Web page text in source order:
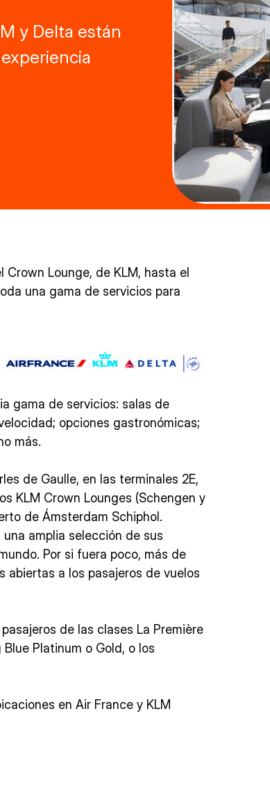
y Delta están
Crown Lounge, de KLM, hasta el
una gama de servicios para
gama de servicios: salas de
opciones gastronómicas;
más.
de Gaulle, en las terminales 2E,
KLM Crown Lounges (Schengen y
de Ámsterdam Schiphol.
amplia selección de sus
Por si fuera poco, más de
abiertas a los pasajeros de vuelos
de las clases La Première
Platinum o Gold, o los
en Air France y KLM